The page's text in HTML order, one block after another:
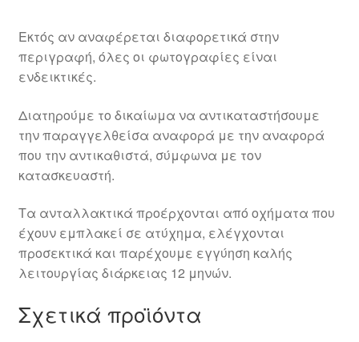
Εκτός αν αναφέρεται διαφορετικά στην
περιγραφή, όλες οι φωτογραφίες είναι
ενδεικτικές.
Διατηρούμε το δικαίωμα να αντικαταστήσουμε
την παραγγελθείσα αναφορά με την αναφορά
που την αντικαθιστά, σύμφωνα με τον
κατασκευαστή.
Τα ανταλλακτικά προέρχονται από οχήματα που
έχουν εμπλακεί σε ατύχημα, ελέγχονται
προσεκτικά και παρέχουμε εγγύηση καλής
λειτουργίας διάρκειας 12 μηνών.
Σχετικά προϊόντα